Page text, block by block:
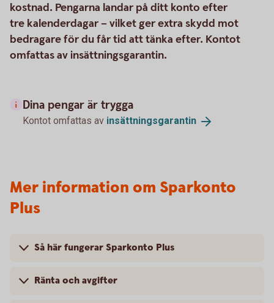
kostnad. Pengarna landar på ditt konto efter
tre kalenderdagar – vilket ger extra skydd mot
bedragare för du får tid att tänka efter. Kontot
omfattas av insättningsgarantin.
Dina pengar är trygga
Kontot omfattas av insättningsgarantin
Mer information om Sparkonto
Plus
Så här fungerar Sparkonto Plus
Ränta och avgifter